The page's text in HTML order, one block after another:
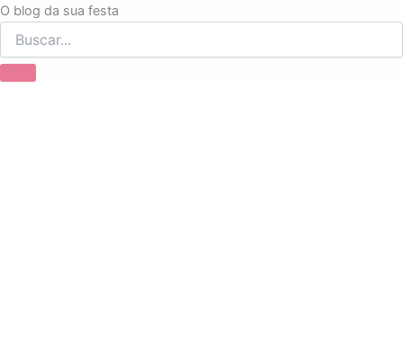
O blog da sua festa
Ir
para
o